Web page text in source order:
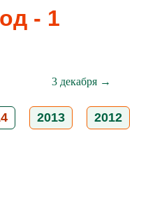
- 1
3 декабря →
2013 2012